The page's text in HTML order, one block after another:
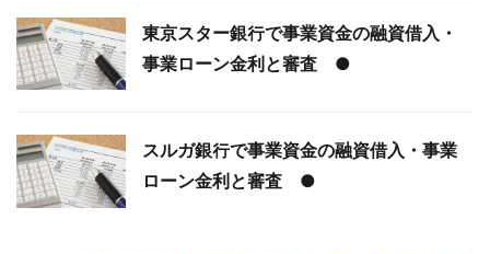
東京スター銀行で事業資金の融資借入・
事業ローン金利と審査 ●
スルガ銀行で事業資金の融資借入・事業
ローン金利と審査 ●